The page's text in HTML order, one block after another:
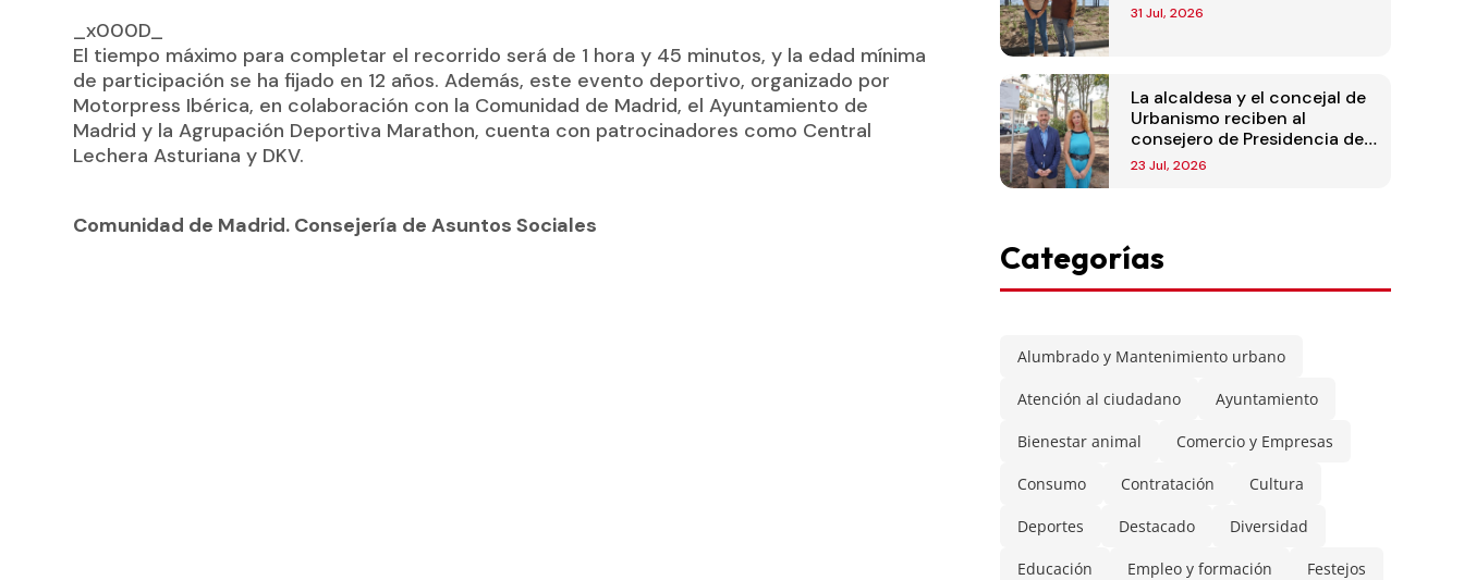
_x000D_
El tiempo máximo para completar el recorrido será de 1 hora y 45 minutos, y la edad mínima
de participación se ha fijado en 12 años. Además, este evento deportivo, organizado por
Motorpress Ibérica, en colaboración con la Comunidad de Madrid, el Ayuntamiento de
Madrid y la Agrupación Deportiva Marathon, cuenta con patrocinadores como Central
Lechera Asturiana y DKV.
Comunidad de Madrid. Consejería de Asuntos Sociales
31 Jul, 2026
La alcaldesa y el concejal de
Urbanismo reciben al
consejero de Presidencia de
la Comunidad de Madrid
23 Jul, 2026
Categorías
Alumbrado y Mantenimiento urbano
Atención al ciudadano Ayuntamiento
Bienestar animal Comercio y Empresas
Consumo Contratación Cultura
Deportes Destacado Diversidad
Educación Empleo y formación Festejos